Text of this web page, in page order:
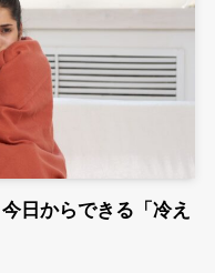
日からできる「冷え